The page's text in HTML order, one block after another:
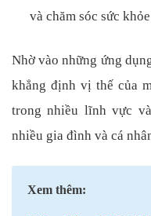
và chăm sóc sức
Nhờ vào những ứng
khẳng định vị thế của
trong nhiều lĩnh vực
nhiều gia đình và cá
Xem thêm: